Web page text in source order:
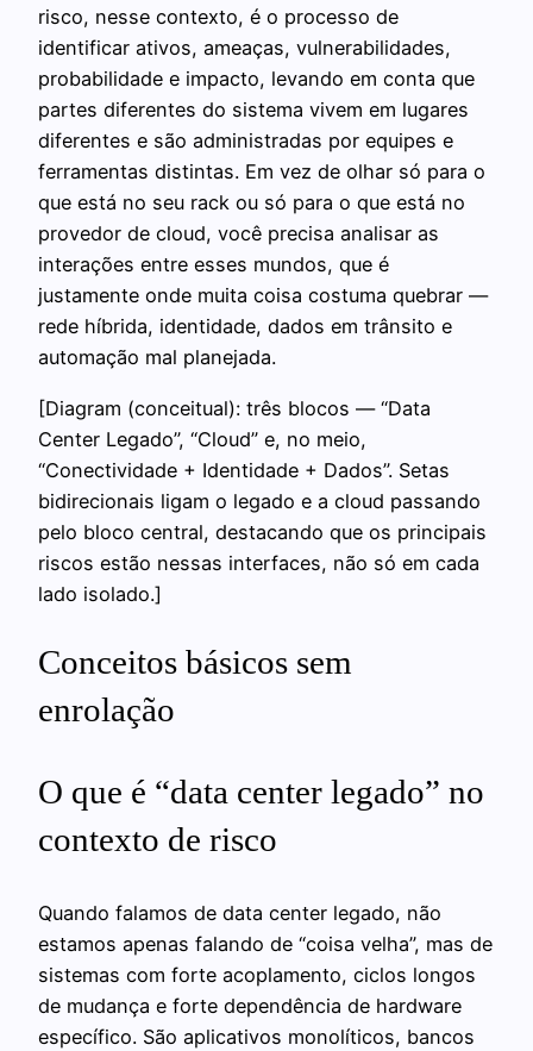
risco, nesse contexto, é o processo de
identificar ativos, ameaças, vulnerabilidades,
probabilidade e impacto, levando em conta que
partes diferentes do sistema vivem em lugares
diferentes e são administradas por equipes e
ferramentas distintas. Em vez de olhar só para o
que está no seu rack ou só para o que está no
provedor de cloud, você precisa analisar as
interações entre esses mundos, que é
justamente onde muita coisa costuma quebrar —
rede híbrida, identidade, dados em trânsito e
automação mal planejada.
[Diagram (conceitual): três blocos — “Data
Center Legado”, “Cloud” e, no meio,
“Conectividade + Identidade + Dados”. Setas
bidirecionais ligam o legado e a cloud passando
pelo bloco central, destacando que os principais
riscos estão nessas interfaces, não só em cada
lado isolado.]
Conceitos básicos sem
enrolação
O que é “data center legado” no
contexto de risco
Quando falamos de data center legado, não
estamos apenas falando de “coisa velha”, mas de
sistemas com forte acoplamento, ciclos longos
de mudança e forte dependência de hardware
específico. São aplicativos monolíticos, bancos